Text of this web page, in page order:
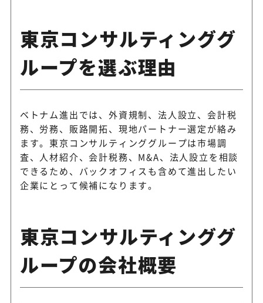
東京コンサルティンググ
ループを選ぶ理由
ベトナム進出では、外資規制、法人設立、会計税
務、労務、販路開拓、現地パートナー選定が絡み
ます。東京コンサルティンググループは市場調
査、人材紹介、会計税務、M&A、法人設立を相談
できるため、バックオフィスも含めて進出したい
企業にとって候補になります。
東京コンサルティンググ
ループの会社概要